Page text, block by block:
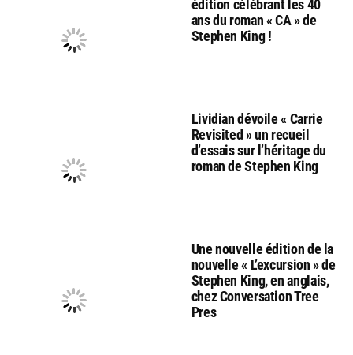
édition célébrant les 40
ans du roman « CA » de
Stephen King !
Lividian dévoile « Carrie
Revisited » un recueil
d’essais sur l’héritage du
roman de Stephen King
Une nouvelle édition de la
nouvelle « L’excursion » de
Stephen King, en anglais,
chez Conversation Tree
Pres